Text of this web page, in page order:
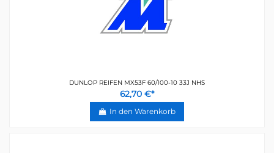
DUNLOP REIFEN MX53F 60/100-10 33J NHS
62,70 €*
In den Warenkorb